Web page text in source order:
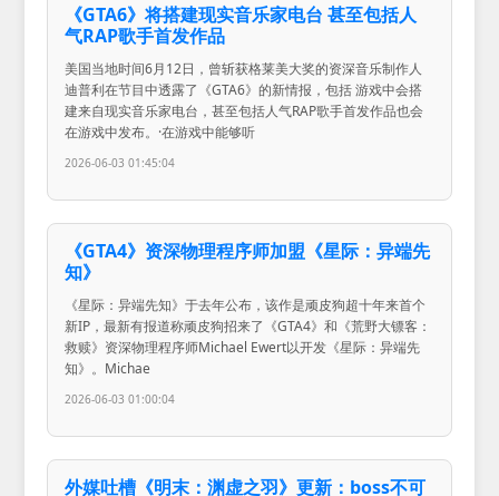
《GTA6》将搭建现实音乐家电台 甚至包括人
气RAP歌手首发作品
美国当地时间6月12日，曾斩获格莱美大奖的资深音乐制作人
迪普利在节目中透露了《GTA6》的新情报，包括 游戏中会搭
建来自现实音乐家电台，甚至包括人气RAP歌手首发作品也会
在游戏中发布。·在游戏中能够听
2026-06-03 01:45:04
《GTA4》资深物理程序师加盟《星际：异端先
知》
《星际：异端先知》于去年公布，该作是顽皮狗超十年来首个
新IP，最新有报道称顽皮狗招来了《GTA4》和《荒野大镖客：
救赎》资深物理程序师Michael Ewert以开发《星际：异端先
知》。Michae
2026-06-03 01:00:04
外媒吐槽《明末：渊虚之羽》更新：boss不可